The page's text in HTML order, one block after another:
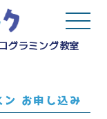
グラミング教室
ン お申し込み